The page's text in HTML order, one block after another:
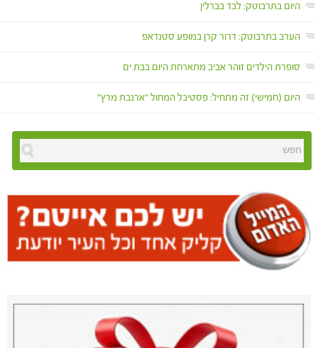
היום בתרבוטק: לבד בברלין
הערב בתרבוטק: דרור קרן במופע סטנדאפ
סופרת הילדים זוהר אביב מתארחת היום בבת ים
היום (חמישי) זה מתחיל: פסטיבל המחול "ארנבת מרץ"